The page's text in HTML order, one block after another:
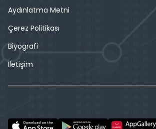
Aydınlatma Metni
Çerez Politikası
Biyografi
İletişim